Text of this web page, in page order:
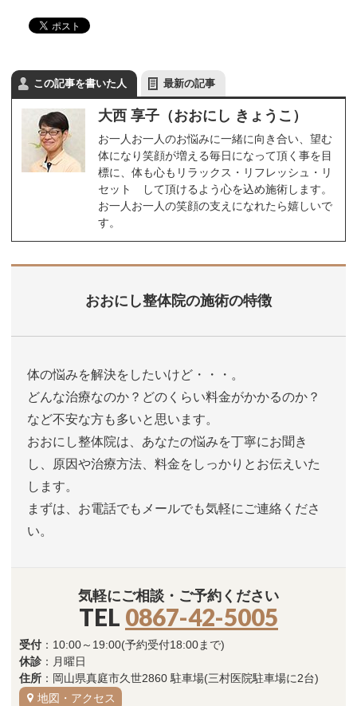
この記事を書いた人 最新の記事
大西 享子（おおにし きょうこ）
お一人お一人のお悩みに一緒に向き合い、望む
体になり笑顔が増える毎日になって頂く事を目
標に、体も心もリラックス・リフレッシュ・リ
セット して頂けるよう心を込め施術します。
お一人お一人の笑顔の支えになれたら嬉しいで
す。
おおにし整体院の施術の特徴
体の悩みを解決をしたいけど・・・。
どんな治療なのか？どのくらい料金がかかるのか？
など不安な方も多いと思います。
おおにし整体院は、あなたの悩みを丁寧にお聞き
し、原因や治療方法、料金をしっかりとお伝えいた
します。
まずは、お電話でもメールでも気軽にご連絡くださ
い。
気軽にご相談・ご予約ください
TEL 0867-42-5005
受付 ：10:00～19:00(予約受付18:00まで)
休診 ：月曜日
住所 ：岡山県真庭市久世2860 駐車場(三村医院駐車場に2台)
地図・アクセス